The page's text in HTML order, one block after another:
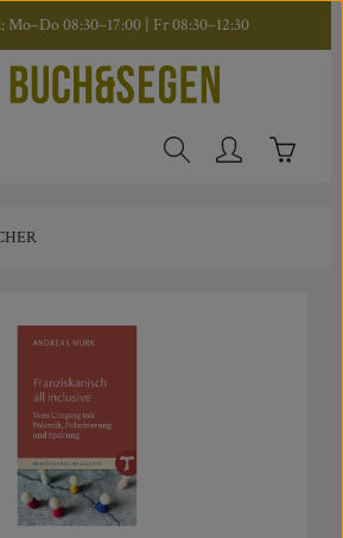
Mo–Do 08:30–17:00 | Fr 08:30–12:30